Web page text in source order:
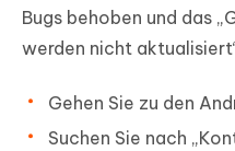
Bugs behoben und das
werden nicht
Gehen Sie zu den
Suchen Sie nach